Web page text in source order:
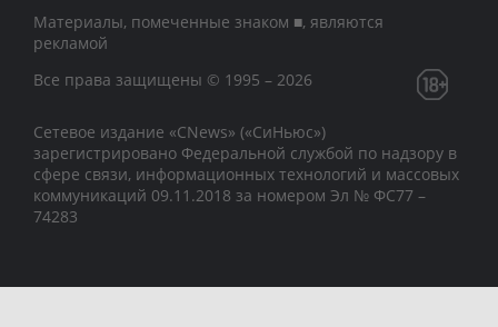
Материалы, помеченные знаком ■, являются
рекламой
Все права защищены © 1995 – 2026
Сетевое издание «CNews» («СиНьюс»)
зарегистрировано Федеральной службой по надзору в
сфере связи, информационных технологий и массовых
коммуникаций 09.11.2018 за номером Эл № ФС77 –
74283